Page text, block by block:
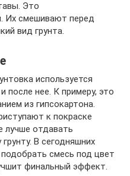
Это
Их смешивают перед
вид грунта.
используется
после нее. К примеру, это
из гипсокартона.
к покраске
лучше отдавать
В сегодняшних
смесь под цвет
финальный эффект.